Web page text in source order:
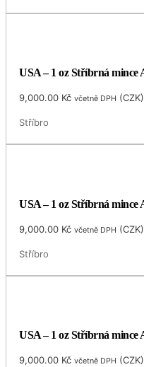
USA – 1 oz Stříbrná
9,000.00 Kč včetně DPH (CZK)
Stříbro
USA – 1 oz Stříbrná
9,000.00 Kč včetně DPH (CZK)
Stříbro
USA – 1 oz Stříbrná
9,000.00 Kč včetně DPH (CZK)